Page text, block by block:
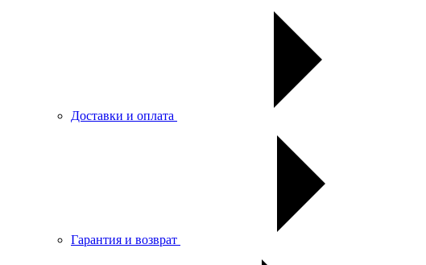
Доставки и оплата
Гарантия и возврат